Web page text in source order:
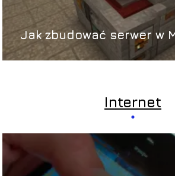
Jak zbudować serwer w
Internet